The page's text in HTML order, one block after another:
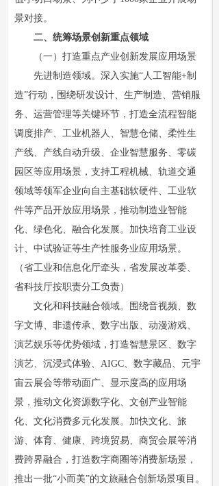
景对接。
二、统筹场景创新重点领域
（一）打造重点产业创新发展应用场景
先进制造领域。深入实施“人工智能+制
造”行动，围绕研发设计、生产制造、营销服
务、运营管理等关键环节，打造全流程智能
调度排产、工业机器人、智慧仓储、柔性生
产线、产线自动升级、企业智慧服务、零碳
园区等应用场景，支持工程机械、轨道交通
领域等领军企业向自主基础软硬件、工业软
件等产品开放应用场景，推动制造业智能
化、绿色化、融合化发展。加快培育工业设
计、中试验证等生产性服务业应用场景。
（省工业和信息化厅牵头，省发展改革委、
省科技厅按职责分工负责）
文化和科技融合领域。围绕音视频、数
字文博、非遗传承、数字出版、动漫游戏、
演艺娱乐等优势领域，打造智慧景区、数字
演艺、沉浸式体验、AIGC、数字藏品、元宇
宙云展会等带动面广、显示度高的应用场
景，推动文化资源数字化、文创产业智能
化、文化消费多元化发展。加快文化、旅
游、体育、健康、跨境贸易、商贸会展等消
费跨界融合，打造数字商圈等消费新场景，
推出一批“小而美”的文旅融合创新场景项目。